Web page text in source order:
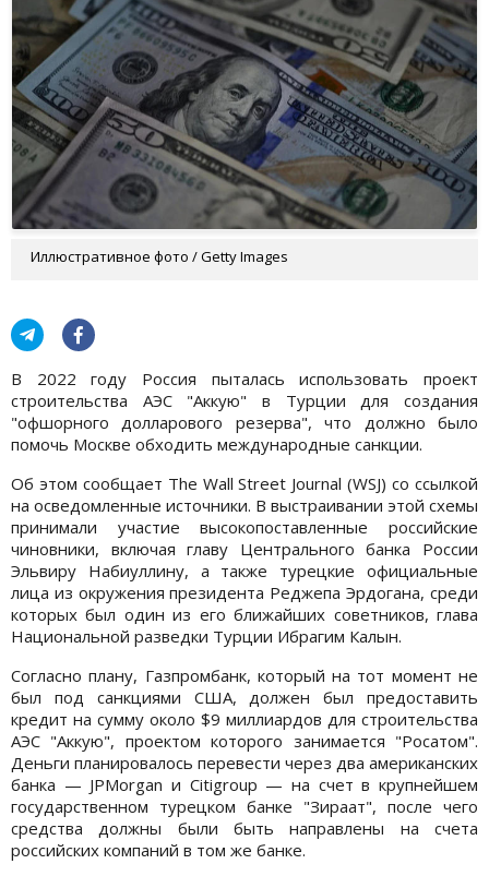
Иллюстративное фото / Getty Images
В 2022 году Россия пыталась использовать проект
строительства АЭС "Аккую" в Турции для создания
"офшорного долларового резерва", что должно было
помочь Москве обходить международные санкции.
Об этом сообщает The Wall Street Journal (WSJ) со ссылкой
на осведомленные источники. В выстраивании этой схемы
принимали участие высокопоставленные российские
чиновники, включая главу Центрального банка России
Эльвиру Набиуллину, а также турецкие официальные
лица из окружения президента Реджепа Эрдогана, среди
которых был один из его ближайших советников, глава
Национальной разведки Турции Ибрагим Калын.
Согласно плану, Газпромбанк, который на тот момент не
был под санкциями США, должен был предоставить
кредит на сумму около $9 миллиардов для строительства
АЭС "Аккую", проектом которого занимается "Росатом".
Деньги планировалось перевести через два американских
банка — JPMorgan и Citigroup — на счет в крупнейшем
государственном турецком банке "Зираат", после чего
средства должны были быть направлены на счета
российских компаний в том же банке.